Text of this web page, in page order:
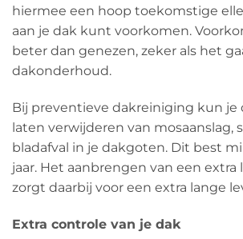
hiermee een hoop toekomstige
aan je dak kunt voorkomen.
beter dan genezen, zeker als het
dakonderhoud.
Bij preventieve dakreiniging kun je
laten verwijderen van mosaanslag,
bladafval in je dakgoten. Dit best
jaar. Het aanbrengen van een extra
zorgt daarbij voor een extra lange
Extra controle van je dak